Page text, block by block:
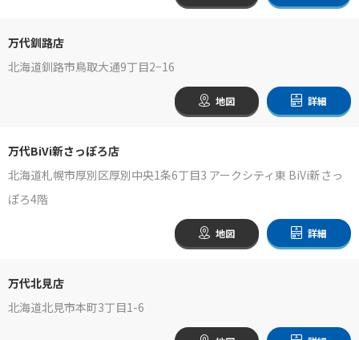
万代釧路店
北海道釧路市鳥取大通9丁目2−16
地図 詳細
万代BiVi新さっぽろ店
北海道札幌市厚別区厚別中央1条6丁目3 アークシティ東 BiVi新さっ
ぽろ4階
地図 詳細
万代北見店
北海道北見市本町3丁目1-6